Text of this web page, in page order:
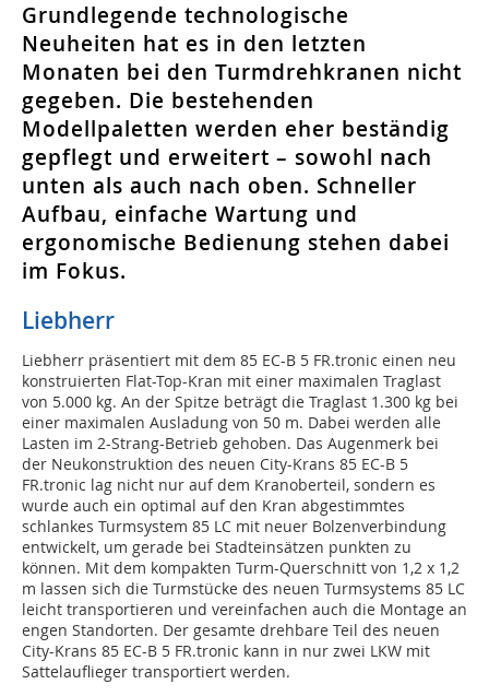
Grundlegende technologische
Neuheiten hat es in den letzten
Monaten bei den Turmdrehkranen nicht
gegeben. Die bestehenden
Modellpaletten werden eher beständig
gepflegt und erweitert – sowohl nach
unten als auch nach oben. Schneller
Aufbau, einfache Wartung und
ergonomische Bedienung stehen dabei
im Fokus.
Liebherr
Liebherr präsentiert mit dem 85 EC-B 5 FR.tronic einen neu
konstruierten Flat-Top-Kran mit einer maximalen Traglast
von 5.000 kg. An der Spitze beträgt die Traglast 1.300 kg bei
einer maximalen Ausladung von 50 m. Dabei werden alle
Lasten im 2-Strang-Betrieb gehoben. Das Augenmerk bei
der Neukonstruktion des neuen City-Krans 85 EC-B 5
FR.tronic lag nicht nur auf dem Kranoberteil, sondern es
wurde auch ein optimal auf den Kran abgestimmtes
schlankes Turmsystem 85 LC mit neuer Bolzenverbindung
entwickelt, um gerade bei Stadteinsätzen punkten zu
können. Mit dem kompakten Turm-Querschnitt von 1,2 x 1,2
m lassen sich die Turmstücke des neuen Turmsystems 85 LC
leicht transportieren und vereinfachen auch die Montage an
engen Standorten. Der gesamte drehbare Teil des neuen
City-Krans 85 EC-B 5 FR.tronic kann in nur zwei LKW mit
Sattelauflieger transportiert werden.